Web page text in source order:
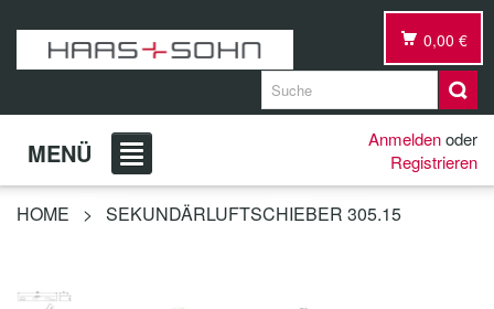
0,00 €
MENÜ Anmeldenoder
Registrieren
HOME > SEKUNDÄRLUFTSCHIEBER 305.15